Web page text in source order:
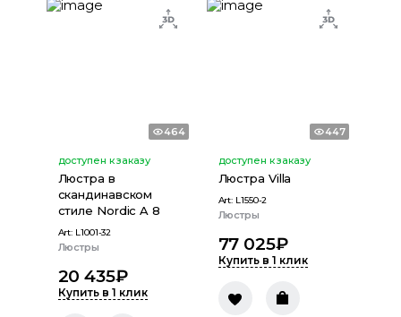
464
доступен к заказу
Люстра в
скандинавcком
стиле Nordiс A 8
Art: L1001-32
Люстры
20 435₽
Купить в 1 клик
447
доступен к заказу
Люстра Villa
Art: L1550-2
Люстры
77 025₽
Купить в 1 клик